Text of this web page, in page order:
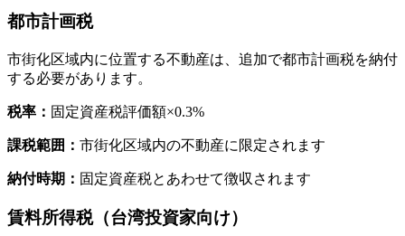
都市計画税
市街化区域内に位置する不動産は、追加で都市計画税を納付
する必要があります。
税率： 固定資産税評価額×0.3%
課税範囲： 市街化区域内の不動産に限定されます
納付時期： 固定資産税とあわせて徴収されます
賃料所得税（台湾投資家向け）